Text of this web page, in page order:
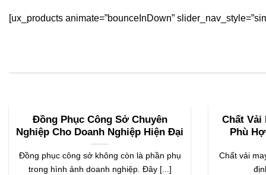
[ux_products animate=”bounceInDown”
Đồng Phục Công Sở Chuyên
Nghiệp Cho Doanh Nghiệp Hiện Đại
Đồng phục công sở không còn là phần phụ
trong hình ảnh doanh nghiệp. Đây [...]
Chất Vải
Phù
Chất vải